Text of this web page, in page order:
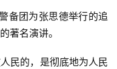
备团为张思德举行的追
著名演讲。
民的，是彻底地为人民